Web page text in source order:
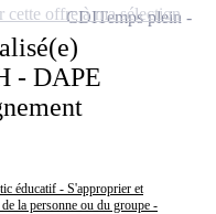
- DAPE
éducatif - S'approprier et
la personne ou du groupe -
CDITemps plein
cette offre à ma sélection